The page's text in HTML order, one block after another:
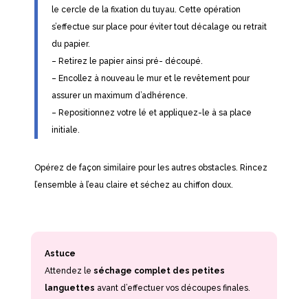
le cercle de la fixation du tuyau. Cette opération
s’effectue sur place pour éviter tout décalage ou retrait
du papier.
– Retirez le papier ainsi pré- découpé.
– Encollez à nouveau le mur et le revêtement pour
assurer un maximum d’adhérence.
– Repositionnez votre lé et appliquez-le à sa place
initiale.
Opérez de façon similaire pour les autres obstacles. Rincez
l’ensemble à l’eau claire et séchez au chiffon doux.
Astuce
Attendez le séchage complet des petites
languettes avant d’effectuer vos découpes finales.